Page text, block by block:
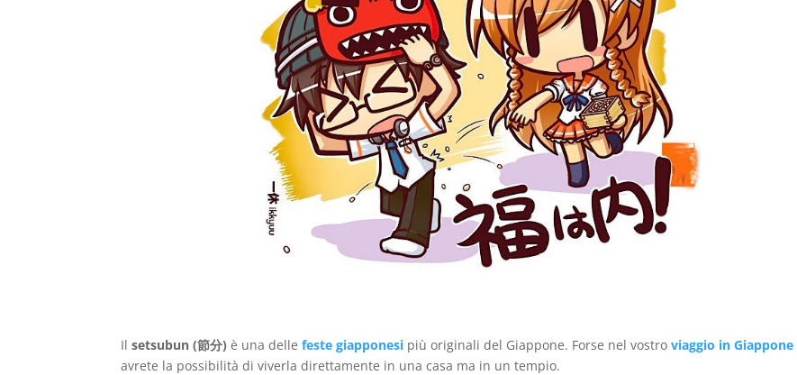
Il setsubun (節分) è una dellefeste giapponesi più originali del Giappone. Forse nel vostroviaggio in Giappone
avrete la possibilità di viverla direttamente in una casa ma in un tempio.